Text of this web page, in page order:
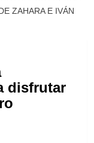
ZAHARA E IVÁN
disfrutar